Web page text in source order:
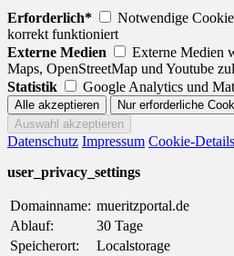
Erforderlich*
Notwendige
korrekt funktioniert
Externe Medien
Externe Medien
Maps, OpenStreetMap und Youtube
Statistik
Google Analytics und
Datenschutz Impressum Cookie-Details
user_privacy_settings
Domainname: mueritzportal.de
Ablauf:
30 Tage
Speicherort:
Localstorage